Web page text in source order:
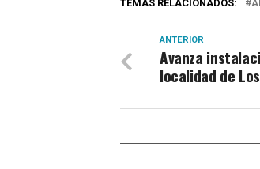
TEMAS RELACIONADOS:
ANTERIOR
Avanza
localidad de